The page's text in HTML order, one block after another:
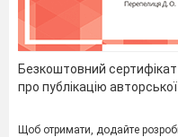
Безкоштовний сертифікат
про публікацію
Щоб отримати, додайте